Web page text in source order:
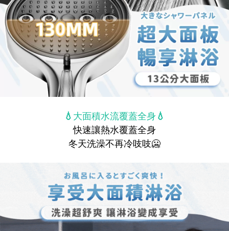
💧大面積水流覆蓋全身💧
快速讓熱水覆蓋全身
冬天洗澡不再冷吱吱🥶